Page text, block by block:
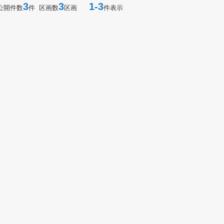
開件数3件 区画数3区画 1-3件表示